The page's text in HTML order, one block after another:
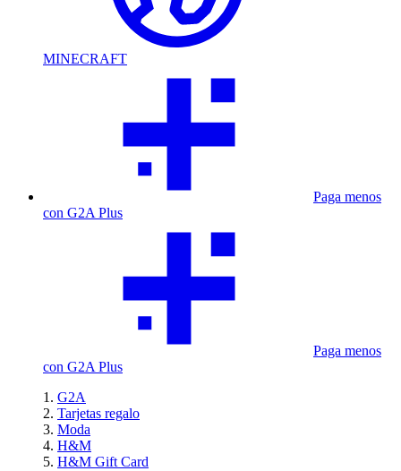
MINECRAFT
Paga menos
con G2A Plus
Paga menos
con G2A Plus
G2A
Tarjetas regalo
Moda
H&M
H&M Gift Card